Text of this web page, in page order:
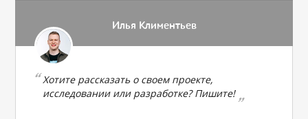
Илья Климентьев
Хотите рассказать о своем проекте,
исследовании или разработке? Пишите!